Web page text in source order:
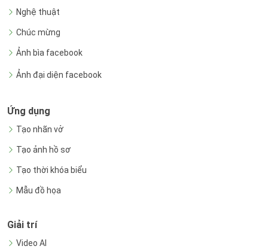
Nghệ thuật
Chúc mừng
Ảnh bìa facebook
Ảnh đại diện facebook
Ứng dụng
Tạo nhãn vở
Tạo ảnh hồ sơ
Tạo thời khóa biểu
Mẫu đồ họa
Giải trí
Video AI